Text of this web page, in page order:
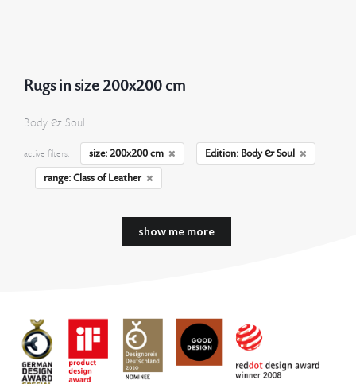
Rugs in size 200x200 cm
Body & Soul
active filters: size: 200x200 cm
Edition: Body & Soul
range: Class of Leather
show me more